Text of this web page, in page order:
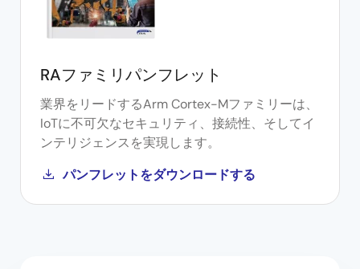
RAファミリパンフレット
業界をリードするArm Cortex-Mファミリーは、
IoTに不可欠なセキュリティ、接続性、そしてイ
ンテリジェンスを実現します。
パンフレットをダウンロードする